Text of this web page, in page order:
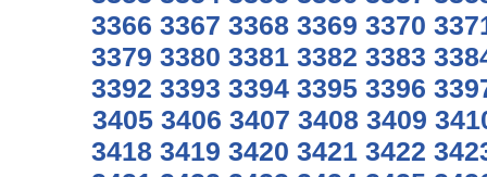
3366 3367 3368 3369 3370
3379 3380 3381 3382 3383
3392 3393 3394 3395 3396
3405 3406 3407 3408 3409
3418 3419 3420 3421 3422